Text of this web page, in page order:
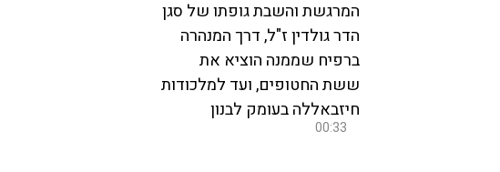
המרגשת והשבת גופתו של סגן
הדר גולדין ז"ל, דרך המנהרה
ברפיח שממנה הוציא את
ששת החטופים, ועד למלכודות
חיזבאללה בעומק לבנון
00:33